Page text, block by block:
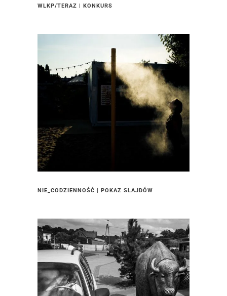
WLKP/TERAZ | KONKURS
NIE_CODZIENNOŚĆ | POKAZ SLAJDÓW